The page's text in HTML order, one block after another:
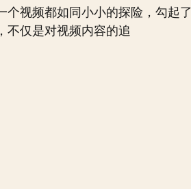
视频都如同小小的探险，勾起
不仅是对视频内容的追